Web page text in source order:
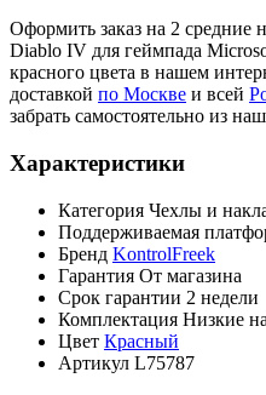
Оформить заказ на 2 средние
Diablo IV для геймпада
красного цвета в нашем
доставкой по Москве и всей
забрать самостоятельно из
Характеристики
Категория Чехлы и
Поддерживаемая
Бренд KontrolFreek
Гарантия От магазина
Срок гарантии 2 недели
Комплектация Низкие
Цвет Красный
Артикул L75787